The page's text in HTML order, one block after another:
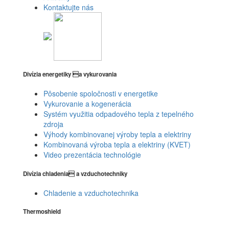
Kontaktujte nás
Divízia energetiky a vykurovania
Pôsobenie spoločnosti v energetike
Vykurovanie a kogenerácia
Systém využitia odpadového tepla z tepelného
zdroja
Výhody kombinovanej výroby tepla a elektriny
Kombinovaná výroba tepla a elektriny (KVET)
Video prezentácia technológie
Divízia chladenia a vzduchotechniky
Chladenie a vzduchotechnika
Thermoshield